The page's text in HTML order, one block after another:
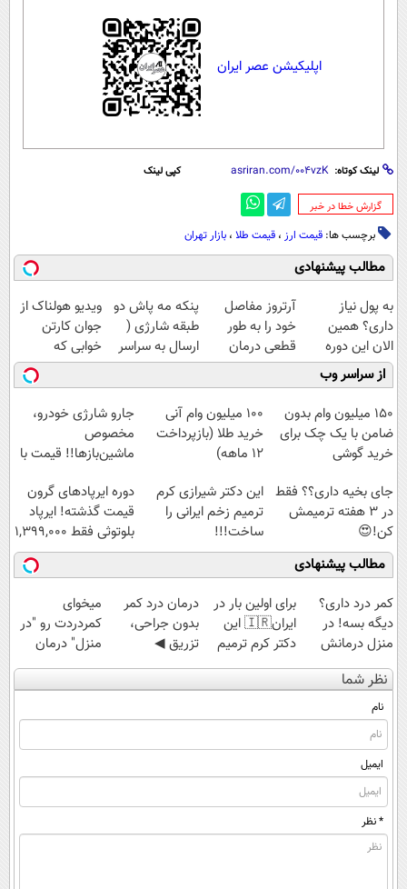
اپلیکیشن عصر ایران
لینک کوتاه: کپی لینک
‌گزارش خطا در خبر
برچسب ها: قیمت ارز ، قیمت طلا ، بازار تهران
مطالب پیشنهادی
به پول نیاز
داری؟ همین
الان این دوره
رایگان رو شرکت
کن تا دیر نشده!
آرتروز مفاصل
خود را به طور
قطعی درمان
کنید!
◗پرسش‌نامه◖
پنکه مه پاش دو
طبقه شارژی (
ارسال به سراسر
کشور)
ویدیو هولناک از
جوان کارتن
خوابی که
میلیاردر شد.
آموزش رایگان
از سراسر وب
150 میلیون وام بدون
ضامن با یک چک برای
خرید گوشی
100 میلیون وام آنی
خرید طلا (بازپرداخت
12 ماهه)
جارو شارژی خودرو،
مخصوص
ماشین‌باز‌ها!! قیمت با
1,499,000
جای بخیه داری؟؟ فقط
در 3 هفته ترمیمش
کن!😍
این دکتر شیرازی کرم
ترمیم زخم ایرانی را
ساخت!!!
دوره ایرپاد‌های گرون
قیمت گذشته! ایرپاد
بلوتوثی فقط 1,399,000
تومان
مطالب پیشنهادی
کمر درد داری؟
دیگه بسه! در
منزل درمانش
کن
(◀پرسش‌نامه)
برای اولین بار در
ایران🇮🇷 این
دکتر کرم ترمیم
کننده 23 روزه
ساخت!
درمان درد کمر
بدون جراحی،
تزریق ◀
پرسش‌نامه رو پر
کن ▶
میخوای
کمردردت رو "در
منزل" درمان
کنی؟ (◂فیلم +
◂پرسش‌نامه)
نظر شما
نام
ایمیل
* نظر